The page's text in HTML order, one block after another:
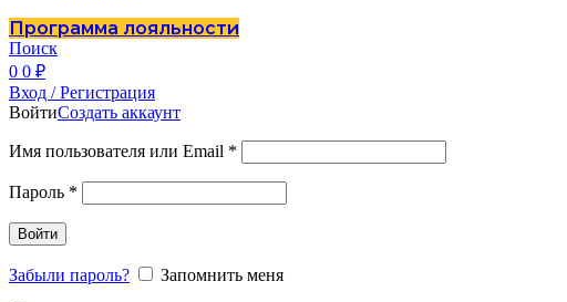
Программа лояльности
Поиск
0 0 ₽
Вход / Регистрация
ВойтиСоздать аккаунт
Имя пользователя или Email *
Пароль *
Войти
Забыли пароль?
Запомнить меня